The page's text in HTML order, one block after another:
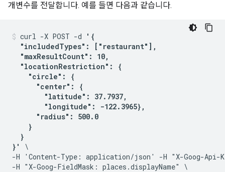
개변수를 전달합니다. 예를 들면 다음과 같습니다.
curl -X POST -d
'{
  "includedTypes": ["restaurant"],
  "maxResultCount": 10,
  "locationRestriction": {
    "circle": {
      "center": {
        "latitude": 37.7937,
        "longitude": -122.3965},
      "radius": 500.0
    }
  }
}'
\
-H 'Content-Type: application/json' -H "X-Goog-Api-
-H "X-Goog-FieldMask: places.displayName" \